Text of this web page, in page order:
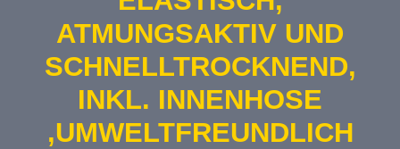
ATMUNGSAKTIV UND
SCHNELLTROCKNEND,
INKL. INNENHOSE
,UMWELTFREUNDLICH